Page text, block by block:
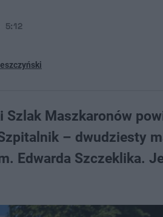
5:12
Szlak Maszkaronów
Szpitalnik – dwudziesty
Edwarda Szczeklika.